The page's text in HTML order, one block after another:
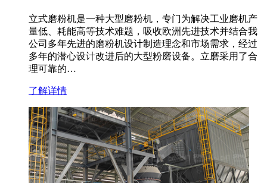
立式磨粉机是一种大型磨粉机，专门为解决工业磨机产
量低、耗能高等技术难题，吸收欧洲先进技术并结合我
公司多年先进的磨粉机设计制造理念和市场需求，经过
多年的潜心设计改进后的大型粉磨设备。立磨采用了合
理可靠的…
了解详情